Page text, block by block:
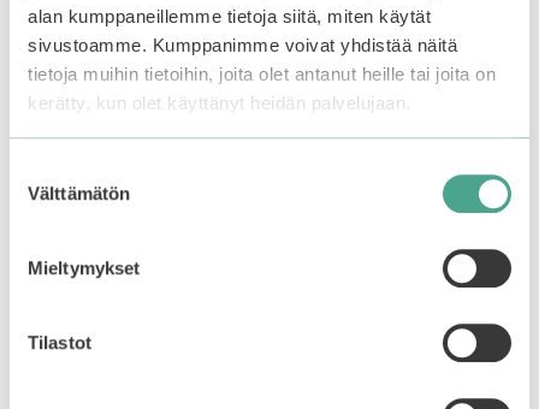
alan kumppaneillemme tietoja siitä, miten käytät
sivustoamme. Kumppanimme voivat yhdistää näitä
tietoja muihin tietoihin, joita olet antanut heille tai joita on
kerätty, kun olet käyttänyt heidän palvelujaan.
valinta
Välttämätön
Mieltymykset
Tilastot
Mizon | Hyaluronic